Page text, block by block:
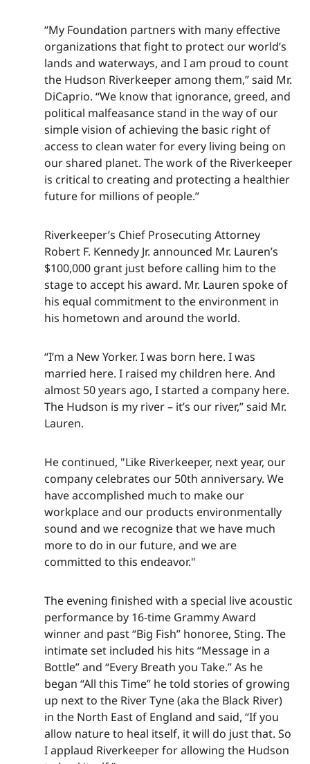
“My Foundation partners with many effective
organizations that fight to protect our world’s
lands and waterways, and I am proud to count
the Hudson Riverkeeper among them,” said Mr.
DiCaprio. “We know that ignorance, greed, and
political malfeasance stand in the way of our
simple vision of achieving the basic right of
access to clean water for every living being on
our shared planet. The work of the Riverkeeper
is critical to creating and protecting a healthier
future for millions of people.”​​​​‌ ‍ ​‍​‍‌‍ ‌ ​‍‌‍‍‌‌‍‌ ‌‍‍‌‌‍ ‍​‍​‍​ ‍‍​‍​‍‌ ​ ‌‍​‌‌‍ ‍‌‍‍‌‌ ‌​‌ ‍‌​‍ ‍‌‍‍‌‌‍ ​‍​‍​‍ ​​‍​‍‌‍‍​‌ ​‍‌‍‌‌‌‍‌‍​‍​‍​ ‍‍​‍​‍‌‍‍​‌ ‌​‌ ‌​‌ ​​‌ ​ ​ ‍‍​‍ ​‍ ‌‍​ ‌‍ ‌‌ ​ ​‍ ‍‌‍ ‌‌‍​‌‌‍‍‌‌‍ ‍​‍ ‍​ ​‍​ ​​​ ​‍​ ‌​‌ ​‍‌‍‌‌‌‍‌​‌‍‌‌‌ ​ ‌‍‍‌‌‍‌ ‌‍ ‍​‍ ‍‌ ​‍‌‍‍‌‌ ‌‍‌‍‌‌‌ ​‍‌‍‍ ‌‍‌‌‌‍‌‌‌ ​​‌‍‌‌‌ ​‍​‍ ‍‌‍ ‌ ​‍‌‍‌ ​‍ ‌‍‍‌‌‍ ‍‌ ‌​‌‍‌‌‌‍ ‍‌ ‌​​‍ ‌‍‌‌‌‍‌​‌‍‍‌‌ ‌​​‍ ‌‍ ‌‌‍ ‌‍‌​‌‍‌‌​ ‌‌ ​​‌ ​‍‌‍‌‌‌ ​ ‌‍‌‌‌‍ ‍‌ ‌​‌‍​‌‌ ‌​‌‍‍‌‌‍ ‌‍ ‍​ ‍ ‌‍‍‌‌‍‌​​ ‌‌‍​‌‌‍​‌‌‍​‍‌‍​‍​ ‌‍​ ​‌​ ​ ‌‍​‍​‍ ‌​ ​​‌‍​‍‌‍‌‌​ ‌​​‍ ‌​ ‌​‌‍​‍‌‍​‍​ ​‌​‍ ‌‌‍​‌‌‍​‌‌‍‌‍‌‍‌‌​‍ ‌​ ​‌​ ​ ​ ‍​​ ‌​​ ‌‌​ ‌‍‌‍​ ​ ‌‍​ ‌​​ ‌‍‌‍‌‍​ ‌​​ ‍ ‌ ‌​‌ ‍‌‌ ​​‌‍‌‌​ ‌‌‍​‌‌ ​‍‌ ‌​‌‍‍‌‌‍​ ‌‍ ​‌‍‌‌​ ‍ ‌ ​​‌‍​‌‌ ‌​‌‍‍​​ ‌‌‍​ ‌‍ ‌‍ ‍‌ ‌​‌‍‌‌‌‍ ‍‌ ‌​​‍‌‌​ ‌‌‌​​‍‌‌ ‌‍‍ ‌‍‌‌‌ ‍‌​‍‌‌​ ​ ‌​‌​​‍‌‌​ ​ ‌​‌​​‍‌‌​ ​‍​ ​‍​ ​​​ ‌​‌‍‌‍‌‍​‌​ ​‍​ ‌ ‌‍‌‌​ ‌ ​ ​‍‌‍‌‌​ ‌‌​ ​‍​‍‌‌​ ​‍​ ​‍​‍‌‌​ ‌‌‌​‌​​‍ ‍‌‍​ ‌‍‍​‌‍‍‌‌‍ ​‌‍‌​‌ ​‍‌‍‌‌‌‍ ‍​‍‌‌​ ‌‌‌​​‍‌‌ ‌‍‍ ‌‍‌‌‌ ‍‌​‍‌‌​ ​ ‌​‌​​‍‌‌​ ​ ‌​‌​​‍‌‌​ ​‍​ ​‍​ ​​​ ‌​‌‍‌‍‌‍​‌​ ​‍​ ‌ ‌‍‌‌​ ‌ ​ ​‍‌‍‌‌​ ‌‌​ ​‍​ ​​​‍‌‌​ ​‍​ ​‍​‍‌‌​ ‌‌‌​‌​​‍ ‍‌ ‌​‌‍‌‌‌ ‍​‌ ‌​​ ‌‍​‍‌‍​‌‌ ​ ‌‍‌‌‌‌‌‌‌ ​‍‌‍ ​​ ‌‌‍‍​‌ ‌​‌ ‌​‌ ​​‌ ​ ​‍‌‌​ ​ ‌​​‌​‍‌‌​ ​‍‌​‌‍​‍‌‌​ ​‍‌​‌‍‌‍​ ‌‍ ‌‌ ​ ​‍ ‍‌‍ ‌‌‍​‌‌‍‍‌‌‍ ‍​‍ ‍​ ​‍​ ​​​ ​‍​ ‌​‌ ​‍‌‍‌‌‌‍‌​‌‍‌‌‌ ​ ‌‍‍‌‌‍‌ ‌‍ ‍​‍ ‍‌ ​‍‌‍‍‌‌ ‌‍‌‍‌‌‌ ​‍‌‍‍ ‌‍‌‌‌‍‌‌‌ ​​‌‍‌‌‌ ​‍​‍ ‍‌‍ ‌ ​‍‌‍‌ ​‍‌‍‌‍‍‌‌‍‌​​ ‌‌‍​‌‌‍​‌‌‍​‍‌‍​‍​ ‌‍​ ​‌​ ​ ‌‍​‍​‍ ‌​ ​​‌‍​‍‌‍‌‌​ ‌​​‍ ‌​ ‌​‌‍​‍‌‍​‍​ ​‌​‍ ‌‌‍​‌‌‍​‌‌‍‌‍‌‍‌‌​‍ ‌​ ​‌​ ​ ​ ‍​​ ‌​​ ‌‌​ ‌‍‌‍​ ​ ‌‍​ ‌​​ ‌‍‌‍‌‍​ ‌​​‍‌‍‌ ‌​‌ ‍‌‌ ​​‌‍‌‌​ ‌‌‍​‌‌ ​‍‌ ‌​‌‍‍‌‌‍​ ‌‍ ​‌‍‌‌​‍‌‍‌ ​​‌‍​‌‌ ‌​‌‍‍​​ ‌‌‍​ ‌‍ ‌‍ ‍‌ ‌​‌‍‌‌‌‍ ‍‌ ‌​​‍‌‌​ ‌‌‌​​‍‌‌ ‌‍‍ ‌‍‌‌‌ ‍‌​‍‌‌​ ​ ‌​‌​​‍‌‌​ ​ ‌​‌​​‍‌‌​ ​‍​ ​‍​ ​​​ ‌​‌‍‌‍‌‍​‌​ ​‍​ ‌ ‌‍‌‌​ ‌ ​ ​‍‌‍‌‌​ ‌‌​ ​‍​‍‌‌​ ​‍​ ​‍​‍‌‌​ ‌‌‌​‌​​‍ ‍‌‍​ ‌‍‍​‌‍‍‌‌‍ ​‌‍‌​‌ ​‍‌‍‌‌‌‍ ‍​‍‌‌​ ‌‌‌​​‍‌‌ ‌‍‍ ‌‍‌‌‌ ‍‌​‍‌‌​ ​ ‌​‌​​‍‌‌​ ​ ‌​‌​​‍‌‌​ ​‍​ ​‍​ ​​​ ‌​‌‍‌‍‌‍​‌​ ​‍​ ‌ ‌‍‌‌​ ‌ ​ ​‍‌‍‌‌​ ‌‌​ ​‍​ ​​​‍‌‌​ ​‍​ ​‍​‍‌‌​ ‌‌‌​‌​​‍ ‍‌ ‌​‌‍‌‌‌ ‍​‌ ‌​​‍‌‍‌ ​​‌‍‌‌‌ ​‍‌ ​ ‌ ​​‌‍‌‌‌‍​ ‌ ‌​‌‍‍‌‌ ‌‍‌‍‌‌​ ‌‌ ​​‌ ‌‌‌‍​‍‌‍ ​‌‍‍‌‌ ​ ‌‍‍​‌‍‌‌‌‍‌​​‍​‍‌ ‌
Riverkeeper’s Chief Prosecuting Attorney
Robert F. Kennedy Jr. announced Mr. Lauren’s
$100,000 grant just before calling him to the
stage to accept his award. Mr. Lauren spoke of
his equal commitment to the environment in
his hometown and around the world.​​​​‌ ‍ ​‍​‍‌‍ ‌ ​‍‌‍‍‌‌‍‌ ‌‍‍‌‌‍ ‍​‍​‍​ ‍‍​‍​‍‌ ​ ‌‍​‌‌‍ ‍‌‍‍‌‌ ‌​‌ ‍‌​‍ ‍‌‍‍‌‌‍ ​‍​‍​‍ ​​‍​‍‌‍‍​‌ ​‍‌‍‌‌‌‍‌‍​‍​‍​ ‍‍​‍​‍‌‍‍​‌ ‌​‌ ‌​‌ ​​‌ ​ ​ ‍‍​‍ ​‍ ‌‍​ ‌‍ ‌‌ ​ ​‍ ‍‌‍ ‌‌‍​‌‌‍‍‌‌‍ ‍​‍ ‍​ ​‍​ ​​​ ​‍​ ‌​‌ ​‍‌‍‌‌‌‍‌​‌‍‌‌‌ ​ ‌‍‍‌‌‍‌ ‌‍ ‍​‍ ‍‌ ​‍‌‍‍‌‌ ‌‍‌‍‌‌‌ ​‍‌‍‍ ‌‍‌‌‌‍‌‌‌ ​​‌‍‌‌‌ ​‍​‍ ‍‌‍ ‌ ​‍‌‍‌ ​‍ ‌‍‍‌‌‍ ‍‌ ‌​‌‍‌‌‌‍ ‍‌ ‌​​‍ ‌‍‌‌‌‍‌​‌‍‍‌‌ ‌​​‍ ‌‍ ‌‌‍ ‌‍‌​‌‍‌‌​ ‌‌ ​​‌ ​‍‌‍‌‌‌ ​ ‌‍‌‌‌‍ ‍‌ ‌​‌‍​‌‌ ‌​‌‍‍‌‌‍ ‌‍ ‍​ ‍ ‌‍‍‌‌‍‌​​ ‌‌‍​‌‌‍​‌‌‍​‍‌‍​‍​ ‌‍​ ​‌​ ​ ‌‍​‍​‍ ‌​ ​​‌‍​‍‌‍‌‌​ ‌​​‍ ‌​ ‌​‌‍​‍‌‍​‍​ ​‌​‍ ‌‌‍​‌‌‍​‌‌‍‌‍‌‍‌‌​‍ ‌​ ​‌​ ​ ​ ‍​​ ‌​​ ‌‌​ ‌‍‌‍​ ​ ‌‍​ ‌​​ ‌‍‌‍‌‍​ ‌​​ ‍ ‌ ‌​‌ ‍‌‌ ​​‌‍‌‌​ ‌‌‍​‌‌ ​‍‌ ‌​‌‍‍‌‌‍​ ‌‍ ​‌‍‌‌​ ‍ ‌ ​​‌‍​‌‌ ‌​‌‍‍​​ ‌‌‍​ ‌‍ ‌‍ ‍‌ ‌​‌‍‌‌‌‍ ‍‌ ‌​​‍‌‌​ ‌‌‌​​‍‌‌ ‌‍‍ ‌‍‌‌‌ ‍‌​‍‌‌​ ​ ‌​‌​​‍‌‌​ ​ ‌​‌​​‍‌‌​ ​‍​ ​‍​ ‌‌‌‍​‍‌‍‌‍‌‍‌‌​ ‌‌​ ‌ ​ ‌‍​ ​‌​ ‌‌‌‍​‌​ ‌​‌‍‌‍​‍‌‌​ ​‍​ ​‍​‍‌‌​ ‌‌‌​‌​​‍ ‍‌‍​ ‌‍‍​‌‍‍‌‌‍ ​‌‍‌​‌ ​‍‌‍‌‌‌‍ ‍​‍‌‌​ ‌‌‌​​‍‌‌ ‌‍‍ ‌‍‌‌‌ ‍‌​‍‌‌​ ​ ‌​‌​​‍‌‌​ ​ ‌​‌​​‍‌‌​ ​‍​ ​‍​ ‌‌‌‍​‍‌‍‌‍‌‍‌‌​ ‌‌​ ‌ ​ ‌‍​ ​‌​ ‌‌‌‍​‌​ ‌​‌‍‌‍​ ​​​‍‌‌​ ​‍​ ​‍​‍‌‌​ ‌‌‌​‌​​‍ ‍‌ ‌​‌‍‌‌‌ ‍​‌ ‌​​ ‌‍​‍‌‍​‌‌ ​ ‌‍‌‌‌‌‌‌‌ ​‍‌‍ ​​ ‌‌‍‍​‌ ‌​‌ ‌​‌ ​​‌ ​ ​‍‌‌​ ​ ‌​​‌​‍‌‌​ ​‍‌​‌‍​‍‌‌​ ​‍‌​‌‍‌‍​ ‌‍ ‌‌ ​ ​‍ ‍‌‍ ‌‌‍​‌‌‍‍‌‌‍ ‍​‍ ‍​ ​‍​ ​​​ ​‍​ ‌​‌ ​‍‌‍‌‌‌‍‌​‌‍‌‌‌ ​ ‌‍‍‌‌‍‌ ‌‍ ‍​‍ ‍‌ ​‍‌‍‍‌‌ ‌‍‌‍‌‌‌ ​‍‌‍‍ ‌‍‌‌‌‍‌‌‌ ​​‌‍‌‌‌ ​‍​‍ ‍‌‍ ‌ ​‍‌‍‌ ​‍‌‍‌‍‍‌‌‍‌​​ ‌‌‍​‌‌‍​‌‌‍​‍‌‍​‍​ ‌‍​ ​‌​ ​ ‌‍​‍​‍ ‌​ ​​‌‍​‍‌‍‌‌​ ‌​​‍ ‌​ ‌​‌‍​‍‌‍​‍​ ​‌​‍ ‌‌‍​‌‌‍​‌‌‍‌‍‌‍‌‌​‍ ‌​ ​‌​ ​ ​ ‍​​ ‌​​ ‌‌​ ‌‍‌‍​ ​ ‌‍​ ‌​​ ‌‍‌‍‌‍​ ‌​​‍‌‍‌ ‌​‌ ‍‌‌ ​​‌‍‌‌​ ‌‌‍​‌‌ ​‍‌ ‌​‌‍‍‌‌‍​ ‌‍ ​‌‍‌‌​‍‌‍‌ ​​‌‍​‌‌ ‌​‌‍‍​​ ‌‌‍​ ‌‍ ‌‍ ‍‌ ‌​‌‍‌‌‌‍ ‍‌ ‌​​‍‌‌​ ‌‌‌​​‍‌‌ ‌‍‍ ‌‍‌‌‌ ‍‌​‍‌‌​ ​ ‌​‌​​‍‌‌​ ​ ‌​‌​​‍‌‌​ ​‍​ ​‍​ ‌‌‌‍​‍‌‍‌‍‌‍‌‌​ ‌‌​ ‌ ​ ‌‍​ ​‌​ ‌‌‌‍​‌​ ‌​‌‍‌‍​‍‌‌​ ​‍​ ​‍​‍‌‌​ ‌‌‌​‌​​‍ ‍‌‍​ ‌‍‍​‌‍‍‌‌‍ ​‌‍‌​‌ ​‍‌‍‌‌‌‍ ‍​‍‌‌​ ‌‌‌​​‍‌‌ ‌‍‍ ‌‍‌‌‌ ‍‌​‍‌‌​ ​ ‌​‌​​‍‌‌​ ​ ‌​‌​​‍‌‌​ ​‍​ ​‍​ ‌‌‌‍​‍‌‍‌‍‌‍‌‌​ ‌‌​ ‌ ​ ‌‍​ ​‌​ ‌‌‌‍​‌​ ‌​‌‍‌‍​ ​​​‍‌‌​ ​‍​ ​‍​‍‌‌​ ‌‌‌​‌​​‍ ‍‌ ‌​‌‍‌‌‌ ‍​‌ ‌​​‍‌‍‌ ​​‌‍‌‌‌ ​‍‌ ​ ‌ ​​‌‍‌‌‌‍​ ‌ ‌​‌‍‍‌‌ ‌‍‌‍‌‌​ ‌‌ ​​‌ ‌‌‌‍​‍‌‍ ​‌‍‍‌‌ ​ ‌‍‍​‌‍‌‌‌‍‌​​‍​‍‌ ‌
“I’m a New Yorker. I was born here. I was
married here. I raised my children here. And
almost 50 years ago, I started a company here.
The Hudson is my river – it’s our river,” said Mr.
Lauren.​​​​‌ ‍ ​‍​‍‌‍ ‌ ​‍‌‍‍‌‌‍‌ ‌‍‍‌‌‍ ‍​‍​‍​ ‍‍​‍​‍‌ ​ ‌‍​‌‌‍ ‍‌‍‍‌‌ ‌​‌ ‍‌​‍ ‍‌‍‍‌‌‍ ​‍​‍​‍ ​​‍​‍‌‍‍​‌ ​‍‌‍‌‌‌‍‌‍​‍​‍​ ‍‍​‍​‍‌‍‍​‌ ‌​‌ ‌​‌ ​​‌ ​ ​ ‍‍​‍ ​‍ ‌‍​ ‌‍ ‌‌ ​ ​‍ ‍‌‍ ‌‌‍​‌‌‍‍‌‌‍ ‍​‍ ‍​ ​‍​ ​​​ ​‍​ ‌​‌ ​‍‌‍‌‌‌‍‌​‌‍‌‌‌ ​ ‌‍‍‌‌‍‌ ‌‍ ‍​‍ ‍‌ ​‍‌‍‍‌‌ ‌‍‌‍‌‌‌ ​‍‌‍‍ ‌‍‌‌‌‍‌‌‌ ​​‌‍‌‌‌ ​‍​‍ ‍‌‍ ‌ ​‍‌‍‌ ​‍ ‌‍‍‌‌‍ ‍‌ ‌​‌‍‌‌‌‍ ‍‌ ‌​​‍ ‌‍‌‌‌‍‌​‌‍‍‌‌ ‌​​‍ ‌‍ ‌‌‍ ‌‍‌​‌‍‌‌​ ‌‌ ​​‌ ​‍‌‍‌‌‌ ​ ‌‍‌‌‌‍ ‍‌ ‌​‌‍​‌‌ ‌​‌‍‍‌‌‍ ‌‍ ‍​ ‍ ‌‍‍‌‌‍‌​​ ‌‌‍​‌‌‍​‌‌‍​‍‌‍​‍​ ‌‍​ ​‌​ ​ ‌‍​‍​‍ ‌​ ​​‌‍​‍‌‍‌‌​ ‌​​‍ ‌​ ‌​‌‍​‍‌‍​‍​ ​‌​‍ ‌‌‍​‌‌‍​‌‌‍‌‍‌‍‌‌​‍ ‌​ ​‌​ ​ ​ ‍​​ ‌​​ ‌‌​ ‌‍‌‍​ ​ ‌‍​ ‌​​ ‌‍‌‍‌‍​ ‌​​ ‍ ‌ ‌​‌ ‍‌‌ ​​‌‍‌‌​ ‌‌‍​‌‌ ​‍‌ ‌​‌‍‍‌‌‍​ ‌‍ ​‌‍‌‌​ ‍ ‌ ​​‌‍​‌‌ ‌​‌‍‍​​ ‌‌‍​ ‌‍ ‌‍ ‍‌ ‌​‌‍‌‌‌‍ ‍‌ ‌​​‍‌‌​ ‌‌‌​​‍‌‌ ‌‍‍ ‌‍‌‌‌ ‍‌​‍‌‌​ ​ ‌​‌​​‍‌‌​ ​ ‌​‌​​‍‌‌​ ​‍​ ​‍‌‍‌‍​ ​ ​ ‌‌​ ​‌​ ​​​ ‍‌‌‍​‍​ ​‌​ ‌​​ ‌‌​ ‌‌​ ​‌​‍‌‌​ ​‍​ ​‍​‍‌‌​ ‌‌‌​‌​​‍ ‍‌‍​ ‌‍‍​‌‍‍‌‌‍ ​‌‍‌​‌ ​‍‌‍‌‌‌‍ ‍​‍‌‌​ ‌‌‌​​‍‌‌ ‌‍‍ ‌‍‌‌‌ ‍‌​‍‌‌​ ​ ‌​‌​​‍‌‌​ ​ ‌​‌​​‍‌‌​ ​‍​ ​‍‌‍‌‍​ ​ ​ ‌‌​ ​‌​ ​​​ ‍‌‌‍​‍​ ​‌​ ‌​​ ‌‌​ ‌‌​ ​‌​ ​​​‍‌‌​ ​‍​ ​‍​‍‌‌​ ‌‌‌​‌​​‍ ‍‌ ‌​‌‍‌‌‌ ‍​‌ ‌​​ ‌‍​‍‌‍​‌‌ ​ ‌‍‌‌‌‌‌‌‌ ​‍‌‍ ​​ ‌‌‍‍​‌ ‌​‌ ‌​‌ ​​‌ ​ ​‍‌‌​ ​ ‌​​‌​‍‌‌​ ​‍‌​‌‍​‍‌‌​ ​‍‌​‌‍‌‍​ ‌‍ ‌‌ ​ ​‍ ‍‌‍ ‌‌‍​‌‌‍‍‌‌‍ ‍​‍ ‍​ ​‍​ ​​​ ​‍​ ‌​‌ ​‍‌‍‌‌‌‍‌​‌‍‌‌‌ ​ ‌‍‍‌‌‍‌ ‌‍ ‍​‍ ‍‌ ​‍‌‍‍‌‌ ‌‍‌‍‌‌‌ ​‍‌‍‍ ‌‍‌‌‌‍‌‌‌ ​​‌‍‌‌‌ ​‍​‍ ‍‌‍ ‌ ​‍‌‍‌ ​‍‌‍‌‍‍‌‌‍‌​​ ‌‌‍​‌‌‍​‌‌‍​‍‌‍​‍​ ‌‍​ ​‌​ ​ ‌‍​‍​‍ ‌​ ​​‌‍​‍‌‍‌‌​ ‌​​‍ ‌​ ‌​‌‍​‍‌‍​‍​ ​‌​‍ ‌‌‍​‌‌‍​‌‌‍‌‍‌‍‌‌​‍ ‌​ ​‌​ ​ ​ ‍​​ ‌​​ ‌‌​ ‌‍‌‍​ ​ ‌‍​ ‌​​ ‌‍‌‍‌‍​ ‌​​‍‌‍‌ ‌​‌ ‍‌‌ ​​‌‍‌‌​ ‌‌‍​‌‌ ​‍‌ ‌​‌‍‍‌‌‍​ ‌‍ ​‌‍‌‌​‍‌‍‌ ​​‌‍​‌‌ ‌​‌‍‍​​ ‌‌‍​ ‌‍ ‌‍ ‍‌ ‌​‌‍‌‌‌‍ ‍‌ ‌​​‍‌‌​ ‌‌‌​​‍‌‌ ‌‍‍ ‌‍‌‌‌ ‍‌​‍‌‌​ ​ ‌​‌​​‍‌‌​ ​ ‌​‌​​‍‌‌​ ​‍​ ​‍‌‍‌‍​ ​ ​ ‌‌​ ​‌​ ​​​ ‍‌‌‍​‍​ ​‌​ ‌​​ ‌‌​ ‌‌​ ​‌​‍‌‌​ ​‍​ ​‍​‍‌‌​ ‌‌‌​‌​​‍ ‍‌‍​ ‌‍‍​‌‍‍‌‌‍ ​‌‍‌​‌ ​‍‌‍‌‌‌‍ ‍​‍‌‌​ ‌‌‌​​‍‌‌ ‌‍‍ ‌‍‌‌‌ ‍‌​‍‌‌​ ​ ‌​‌​​‍‌‌​ ​ ‌​‌​​‍‌‌​ ​‍​ ​‍‌‍‌‍​ ​ ​ ‌‌​ ​‌​ ​​​ ‍‌‌‍​‍​ ​‌​ ‌​​ ‌‌​ ‌‌​ ​‌​ ​​​‍‌‌​ ​‍​ ​‍​‍‌‌​ ‌‌‌​‌​​‍ ‍‌ ‌​‌‍‌‌‌ ‍​‌ ‌​​‍‌‍‌ ​​‌‍‌‌‌ ​‍‌ ​ ‌ ​​‌‍‌‌‌‍​ ‌ ‌​‌‍‍‌‌ ‌‍‌‍‌‌​ ‌‌ ​​‌ ‌‌‌‍​‍‌‍ ​‌‍‍‌‌ ​ ‌‍‍​‌‍‌‌‌‍‌​​‍​‍‌ ‌
He continued, "Like Riverkeeper, next year, our
company celebrates our 50th anniversary. We
have accomplished much to make our
workplace and our products environmentally
sound and we recognize that we have much
more to do in our future, and we are
committed to this endeavor."​​​​‌ ‍ ​‍​‍‌‍ ‌ ​‍‌‍‍‌‌‍‌ ‌‍‍‌‌‍ ‍​‍​‍​ ‍‍​‍​‍‌ ​ ‌‍​‌‌‍ ‍‌‍‍‌‌ ‌​‌ ‍‌​‍ ‍‌‍‍‌‌‍ ​‍​‍​‍ ​​‍​‍‌‍‍​‌ ​‍‌‍‌‌‌‍‌‍​‍​‍​ ‍‍​‍​‍‌‍‍​‌ ‌​‌ ‌​‌ ​​‌ ​ ​ ‍‍​‍ ​‍ ‌‍​ ‌‍ ‌‌ ​ ​‍ ‍‌‍ ‌‌‍​‌‌‍‍‌‌‍ ‍​‍ ‍​ ​‍​ ​​​ ​‍​ ‌​‌ ​‍‌‍‌‌‌‍‌​‌‍‌‌‌ ​ ‌‍‍‌‌‍‌ ‌‍ ‍​‍ ‍‌ ​‍‌‍‍‌‌ ‌‍‌‍‌‌‌ ​‍‌‍‍ ‌‍‌‌‌‍‌‌‌ ​​‌‍‌‌‌ ​‍​‍ ‍‌‍ ‌ ​‍‌‍‌ ​‍ ‌‍‍‌‌‍ ‍‌ ‌​‌‍‌‌‌‍ ‍‌ ‌​​‍ ‌‍‌‌‌‍‌​‌‍‍‌‌ ‌​​‍ ‌‍ ‌‌‍ ‌‍‌​‌‍‌‌​ ‌‌ ​​‌ ​‍‌‍‌‌‌ ​ ‌‍‌‌‌‍ ‍‌ ‌​‌‍​‌‌ ‌​‌‍‍‌‌‍ ‌‍ ‍​ ‍ ‌‍‍‌‌‍‌​​ ‌‌‍​‌‌‍​‌‌‍​‍‌‍​‍​ ‌‍​ ​‌​ ​ ‌‍​‍​‍ ‌​ ​​‌‍​‍‌‍‌‌​ ‌​​‍ ‌​ ‌​‌‍​‍‌‍​‍​ ​‌​‍ ‌‌‍​‌‌‍​‌‌‍‌‍‌‍‌‌​‍ ‌​ ​‌​ ​ ​ ‍​​ ‌​​ ‌‌​ ‌‍‌‍​ ​ ‌‍​ ‌​​ ‌‍‌‍‌‍​ ‌​​ ‍ ‌ ‌​‌ ‍‌‌ ​​‌‍‌‌​ ‌‌‍​‌‌ ​‍‌ ‌​‌‍‍‌‌‍​ ‌‍ ​‌‍‌‌​ ‍ ‌ ​​‌‍​‌‌ ‌​‌‍‍​​ ‌‌‍​ ‌‍ ‌‍ ‍‌ ‌​‌‍‌‌‌‍ ‍‌ ‌​​‍‌‌​ ‌‌‌​​‍‌‌ ‌‍‍ ‌‍‌‌‌ ‍‌​‍‌‌​ ​ ‌​‌​​‍‌‌​ ​ ‌​‌​​‍‌‌​ ​‍​ ​‍​ ‌‌​ ‍​​ ​ ​ ​​​ ‌‌​ ​​​ ​‍‌‍‌​‌‍​ ​ ‌‌‌‍​‍​ ​‌​‍‌‌​ ​‍​ ​‍​‍‌‌​ ‌‌‌​‌​​‍ ‍‌‍​ ‌‍‍​‌‍‍‌‌‍ ​‌‍‌​‌ ​‍‌‍‌‌‌‍ ‍​‍‌‌​ ‌‌‌​​‍‌‌ ‌‍‍ ‌‍‌‌‌ ‍‌​‍‌‌​ ​ ‌​‌​​‍‌‌​ ​ ‌​‌​​‍‌‌​ ​‍​ ​‍​ ‌‌​ ‍​​ ​ ​ ​​​ ‌‌​ ​​​ ​‍‌‍‌​‌‍​ ​ ‌‌‌‍​‍​ ​‌​ ​​​‍‌‌​ ​‍​ ​‍​‍‌‌​ ‌‌‌​‌​​‍ ‍‌ ‌​‌‍‌‌‌ ‍​‌ ‌​​ ‌‍​‍‌‍​‌‌ ​ ‌‍‌‌‌‌‌‌‌ ​‍‌‍ ​​ ‌‌‍‍​‌ ‌​‌ ‌​‌ ​​‌ ​ ​‍‌‌​ ​ ‌​​‌​‍‌‌​ ​‍‌​‌‍​‍‌‌​ ​‍‌​‌‍‌‍​ ‌‍ ‌‌ ​ ​‍ ‍‌‍ ‌‌‍​‌‌‍‍‌‌‍ ‍​‍ ‍​ ​‍​ ​​​ ​‍​ ‌​‌ ​‍‌‍‌‌‌‍‌​‌‍‌‌‌ ​ ‌‍‍‌‌‍‌ ‌‍ ‍​‍ ‍‌ ​‍‌‍‍‌‌ ‌‍‌‍‌‌‌ ​‍‌‍‍ ‌‍‌‌‌‍‌‌‌ ​​‌‍‌‌‌ ​‍​‍ ‍‌‍ ‌ ​‍‌‍‌ ​‍‌‍‌‍‍‌‌‍‌​​ ‌‌‍​‌‌‍​‌‌‍​‍‌‍​‍​ ‌‍​ ​‌​ ​ ‌‍​‍​‍ ‌​ ​​‌‍​‍‌‍‌‌​ ‌​​‍ ‌​ ‌​‌‍​‍‌‍​‍​ ​‌​‍ ‌‌‍​‌‌‍​‌‌‍‌‍‌‍‌‌​‍ ‌​ ​‌​ ​ ​ ‍​​ ‌​​ ‌‌​ ‌‍‌‍​ ​ ‌‍​ ‌​​ ‌‍‌‍‌‍​ ‌​​‍‌‍‌ ‌​‌ ‍‌‌ ​​‌‍‌‌​ ‌‌‍​‌‌ ​‍‌ ‌​‌‍‍‌‌‍​ ‌‍ ​‌‍‌‌​‍‌‍‌ ​​‌‍​‌‌ ‌​‌‍‍​​ ‌‌‍​ ‌‍ ‌‍ ‍‌ ‌​‌‍‌‌‌‍ ‍‌ ‌​​‍‌‌​ ‌‌‌​​‍‌‌ ‌‍‍ ‌‍‌‌‌ ‍‌​‍‌‌​ ​ ‌​‌​​‍‌‌​ ​ ‌​‌​​‍‌‌​ ​‍​ ​‍​ ‌‌​ ‍​​ ​ ​ ​​​ ‌‌​ ​​​ ​‍‌‍‌​‌‍​ ​ ‌‌‌‍​‍​ ​‌​‍‌‌​ ​‍​ ​‍​‍‌‌​ ‌‌‌​‌​​‍ ‍‌‍​ ‌‍‍​‌‍‍‌‌‍ ​‌‍‌​‌ ​‍‌‍‌‌‌‍ ‍​‍‌‌​ ‌‌‌​​‍‌‌ ‌‍‍ ‌‍‌‌‌ ‍‌​‍‌‌​ ​ ‌​‌​​‍‌‌​ ​ ‌​‌​​‍‌‌​ ​‍​ ​‍​ ‌‌​ ‍​​ ​ ​ ​​​ ‌‌​ ​​​ ​‍‌‍‌​‌‍​ ​ ‌‌‌‍​‍​ ​‌​ ​​​‍‌‌​ ​‍​ ​‍​‍‌‌​ ‌‌‌​‌​​‍ ‍‌ ‌​‌‍‌‌‌ ‍​‌ ‌​​‍‌‍‌ ​​‌‍‌‌‌ ​‍‌ ​ ‌ ​​‌‍‌‌‌‍​ ‌ ‌​‌‍‍‌‌ ‌‍‌‍‌‌​ ‌‌ ​​‌ ‌‌‌‍​‍‌‍ ​‌‍‍‌‌ ​ ‌‍‍​‌‍‌‌‌‍‌​​‍​‍‌ ‌
The evening finished with a special live acoustic
performance by 16-time Grammy Award
winner and past “Big Fish” honoree, Sting. The
intimate set included his hits “Message in a
Bottle” and “Every Breath you Take.” As he
began “All this Time” he told stories of growing
up next to the River Tyne (aka the Black River)
in the North East of England and said, “If you
allow nature to heal itself, it will do just that. So
I applaud Riverkeeper for allowing the Hudson